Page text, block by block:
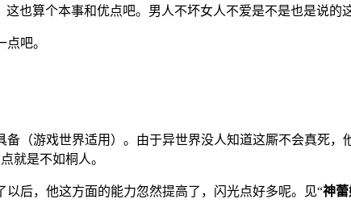
也算个本事和优点吧。男人不坏女人不爱是不是也是说的
吧。
（游戏世界适用）。由于异世界没人知道这厮不会真死，
就是不如桐人。
后，他这方面的能力忽然提高了，闪光点好多呢。见“神